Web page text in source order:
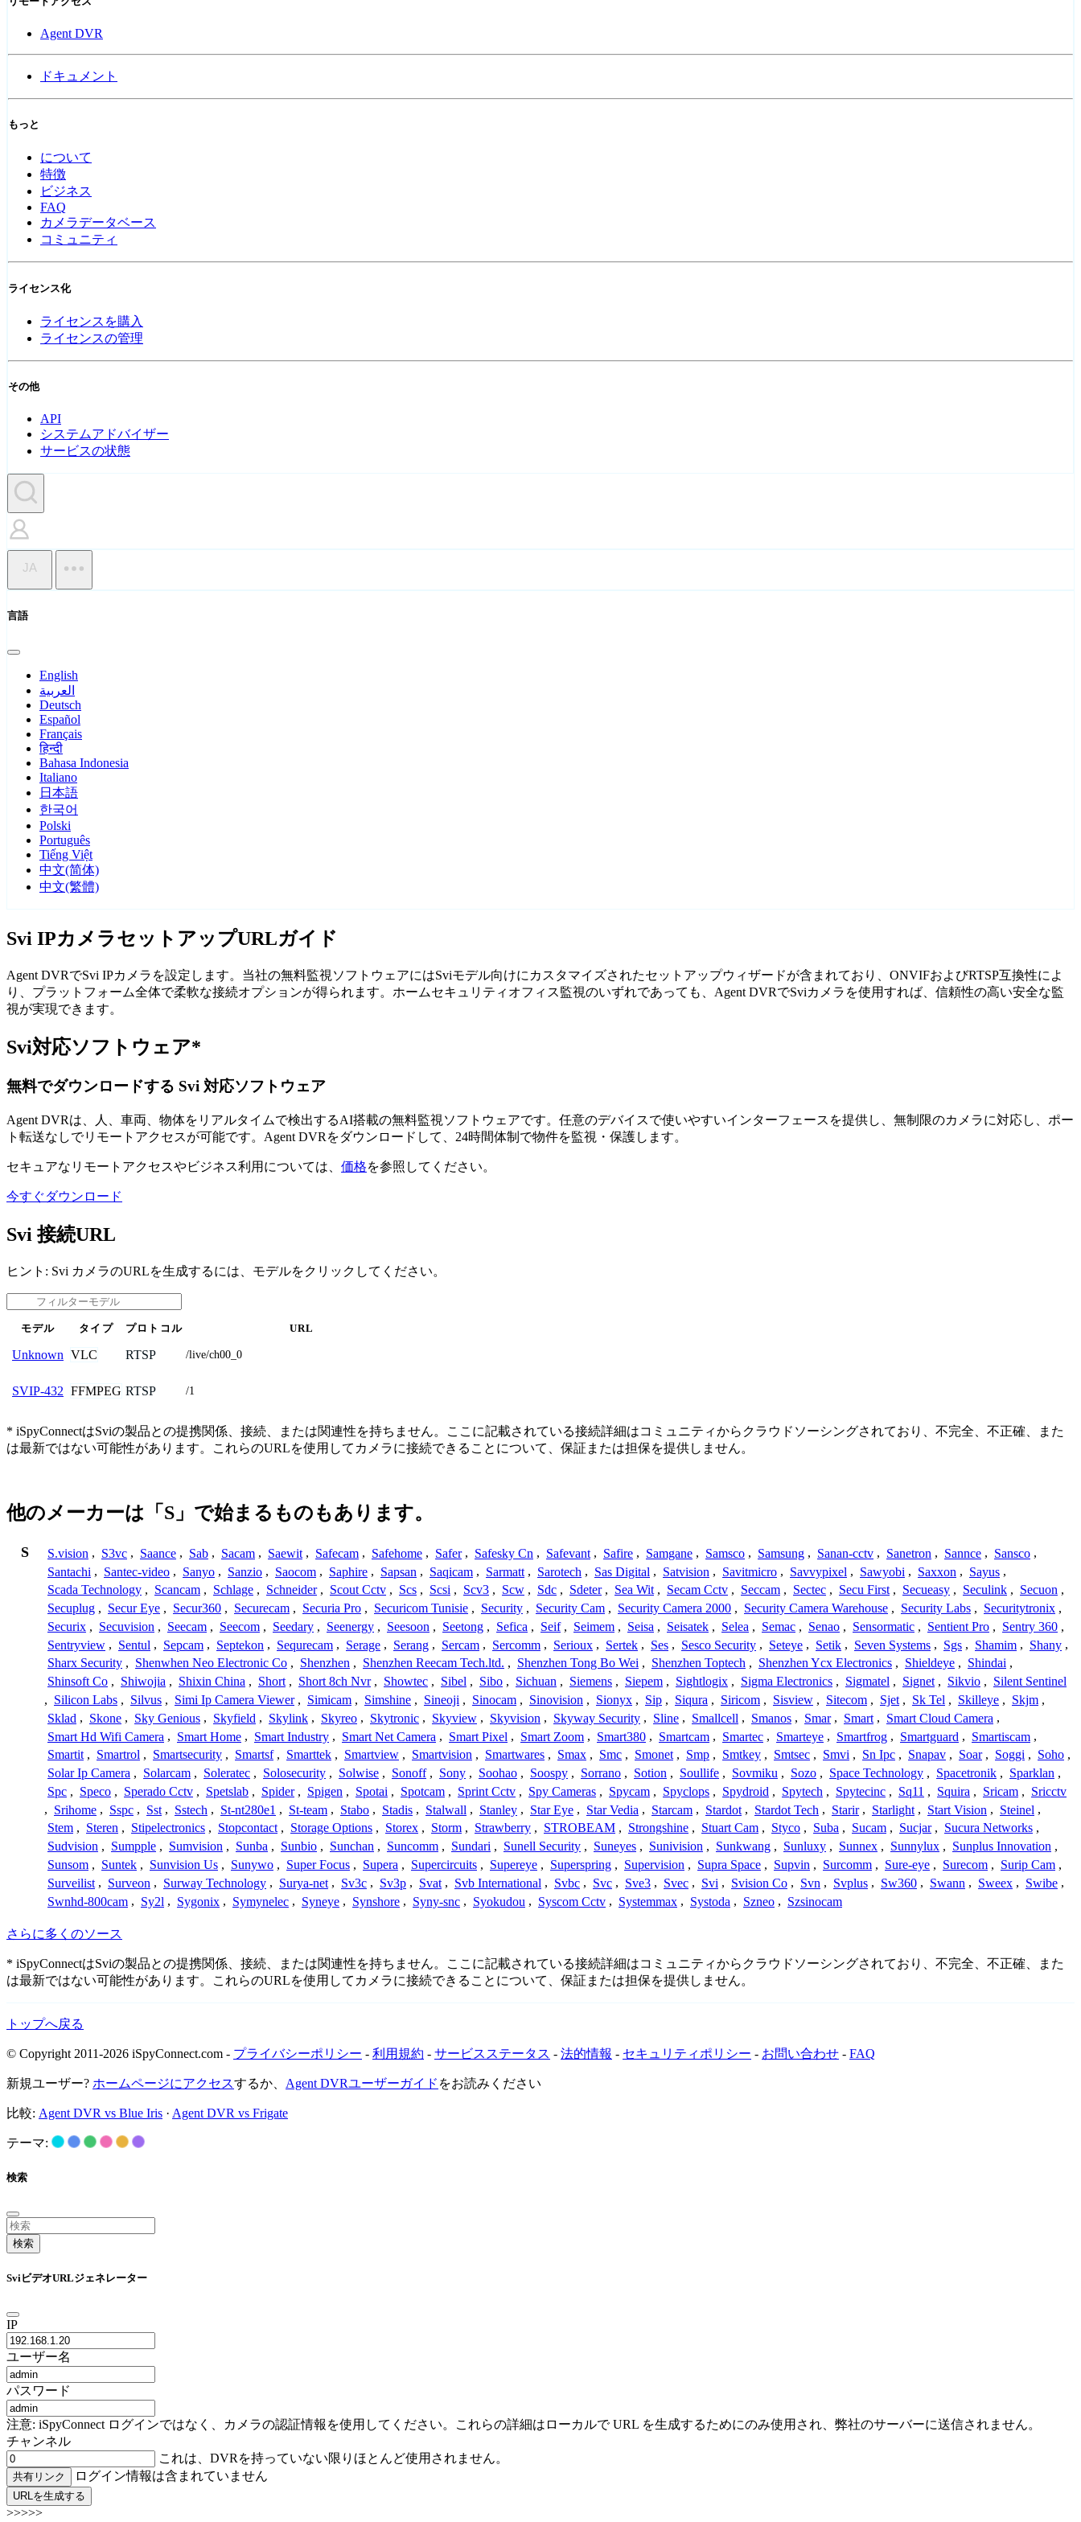
Agent DVR
ドキュメント
もっと
について
特徴
ビジネス
FAQ
カメラデータベース
コミュニティ
ライセンス化
ライセンスを購入
ライセンスの管理
その他
API
システムアドバイザー
サービスの状態
JA
言語
English
العربية
Deutsch
Español
Français
हिन्दी
Bahasa Indonesia
Italiano
日本語
한국어
Polski
Português
Tiếng Việt
中文(简体)
中文(繁體)
Svi IPカメラセットアップURLガイド
Agent DVRでSvi IPカメラを設定します。当社の無料監視ソフトウェアにはSviモデル向けにカスタマイズされたセットアップウィザードが含まれており、ONVIFおよびRTSP互換性によ
り、プラットフォーム全体で柔軟な接続オプションが得られます。ホームセキュリティオフィス監視のいずれであっても、Agent DVRでSviカメラを使用すれば、信頼性の高い安全な監
視が実現できます。
Svi対応ソフトウェア*
無料でダウンロードする Svi 対応ソフトウェア
Agent DVRは、人、車両、物体をリアルタイムで検出するAI搭載の無料監視ソフトウェアです。任意のデバイスで使いやすいインターフェースを提供し、無制限のカメラに対応し、ポー
ト転送なしでリモートアクセスが可能です。Agent DVRをダウンロードして、24時間体制で物件を監視・保護します。
セキュアなリモートアクセスやビジネス利用については、 価格を参照してください。
今すぐダウンロード
Svi 接続URL
ヒント: Svi カメラのURLを生成するには、モデルをクリックしてください。
モデル タイプ プロトコル URL
Unknown VLC RTSP /live/ch00_0
SVIP-432 FFMPEG RTSP /1
* iSpyConnectはSviの製品との提携関係、接続、または関連性を持ちません。ここに記載されている接続詳細はコミュニティからクラウドソーシングされており、不完全、不正確、また
は最新ではない可能性があります。これらのURLを使用してカメラに接続できることについて、保証または担保を提供しません。
他のメーカーは「S」で始まるものもあります。
S S.vision , S3vc , Saance , Sab , Sacam , Saewit , Safecam , Safehome , Safer , Safesky Cn , Safevant , Safire , Samgane , Samsco , Samsung , Sanan-cctv , Sanetron , Sannce , Sansco ,
Santachi , Santec-video , Sanyo , Sanzio , Saocom , Saphire , Sapsan , Saqicam , Sarmatt , Sarotech , Sas Digital , Satvision , Savitmicro , Savvypixel , Sawyobi , Saxxon , Sayus ,
Scada Technology , Scancam , Schlage , Schneider , Scout Cctv , Scs , Scsi , Scv3 , Scw , Sdc , Sdeter , Sea Wit , Secam Cctv , Seccam , Sectec , Secu First , Secueasy , Seculink , Secuon ,
Secuplug , Secur Eye , Secur360 , Securecam , Securia Pro , Securicom Tunisie , Security , Security Cam , Security Camera 2000 , Security Camera Warehouse , Security Labs , Securitytronix ,
Securix , Secuvision , Seecam , Seecom , Seedary , Seenergy , Seesoon , Seetong , Sefica , Seif , Seimem , Seisa , Seisatek , Selea , Semac , Senao , Sensormatic , Sentient Pro , Sentry 360 ,
Sentryview , Sentul , Sepcam , Septekon , Sequrecam , Serage , Serang , Sercam , Sercomm , Serioux , Sertek , Ses , Sesco Security , Seteye , Setik , Seven Systems , Sgs , Shamim , Shany ,
Sharx Security , Shenwhen Neo Electronic Co , Shenzhen , Shenzhen Reecam Tech.ltd. , Shenzhen Tong Bo Wei , Shenzhen Toptech , Shenzhen Ycx Electronics , Shieldeye , Shindai ,
Shinsoft Co , Shiwojia , Shixin China , Short , Short 8ch Nvr , Showtec , Sibel , Sibo , Sichuan , Siemens , Siepem , Sightlogix , Sigma Electronics , Sigmatel , Signet , Sikvio , Silent Sentinel
, Silicon Labs , Silvus , Simi Ip Camera Viewer , Simicam , Simshine , Sineoji , Sinocam , Sinovision , Sionyx , Sip , Siqura , Siricom , Sisview , Sitecom , Sjet , Sk Tel , Skilleye , Skjm ,
Sklad , Skone , Sky Genious , Skyfield , Skylink , Skyreo , Skytronic , Skyview , Skyvision , Skyway Security , Sline , Smallcell , Smanos , Smar , Smart , Smart Cloud Camera ,
Smart Hd Wifi Camera , Smart Home , Smart Industry , Smart Net Camera , Smart Pixel , Smart Zoom , Smart380 , Smartcam , Smartec , Smarteye , Smartfrog , Smartguard , Smartiscam ,
Smartit , Smartrol , Smartsecurity , Smartsf , Smarttek , Smartview , Smartvision , Smartwares , Smax , Smc , Smonet , Smp , Smtkey , Smtsec , Smvi , Sn Ipc , Snapav , Soar , Soggi , Soho ,
Solar Ip Camera , Solarcam , Soleratec , Solosecurity , Solwise , Sonoff , Sony , Soohao , Soospy , Sorrano , Sotion , Soullife , Sovmiku , Sozo , Space Technology , Spacetronik , Sparklan ,
Spc , Speco , Sperado Cctv , Spetslab , Spider , Spigen , Spotai , Spotcam , Sprint Cctv , Spy Cameras , Spycam , Spyclops , Spydroid , Spytech , Spytecinc , Sq11 , Squira , Sricam , Sricctv
, Srihome , Sspc , Sst , Sstech , St-nt280e1 , St-team , Stabo , Stadis , Stalwall , Stanley , Star Eye , Star Vedia , Starcam , Stardot , Stardot Tech , Starir , Starlight , Start Vision , Steinel ,
Stem , Steren , Stipelectronics , Stopcontact , Storage Options , Storex , Storm , Strawberry , STROBEAM , Strongshine , Stuart Cam , Styco , Suba , Sucam , Sucjar , Sucura Networks ,
Sudvision , Sumpple , Sumvision , Sunba , Sunbio , Sunchan , Suncomm , Sundari , Sunell Security , Suneyes , Sunivision , Sunkwang , Sunluxy , Sunnex , Sunnylux , Sunplus Innovation ,
Sunsom , Suntek , Sunvision Us , Sunywo , Super Focus , Supera , Supercircuits , Supereye , Superspring , Supervision , Supra Space , Supvin , Surcomm , Sure-eye , Surecom , Surip Cam ,
Surveilist , Surveon , Surway Technology , Surya-net , Sv3c , Sv3p , Svat , Svb International , Svbc , Svc , Sve3 , Svec , Svi , Svision Co , Svn , Svplus , Sw360 , Swann , Sweex , Swibe ,
Swnhd-800cam , Sy2l , Sygonix , Symynelec , Syneye , Synshore , Syny-snc , Syokudou , Syscom Cctv , Systemmax , Systoda , Szneo , Szsinocam
さらに多くのソース
* iSpyConnectはSviの製品との提携関係、接続、または関連性を持ちません。ここに記載されている接続詳細はコミュニティからクラウドソーシングされており、不完全、不正確、また
は最新ではない可能性があります。これらのURLを使用してカメラに接続できることについて、保証または担保を提供しません。
トップへ戻る
© Copyright 2011-2026 iSpyConnect.com - プライバシーポリシー - 利用規約 - サービスステータス - 法的情報 - セキュリティポリシー - お問い合わせ - FAQ
新規ユーザー? ホームページにアクセスするか、 Agent DVRユーザーガイド をお読みください
比較: Agent DVR vs Blue Iris · Agent DVR vs Frigate
テーマ:
検索
検索
SviビデオURLジェネレーター
IP
ユーザー名
パスワード
注意: iSpyConnect ログインではなく、カメラの認証情報を使用してください。これらの詳細はローカルで URL を生成するためにのみ使用され、弊社のサーバーに送信されません。
チャンネル
これは、DVRを持っていない限りほとんど使用されません。
共有リンク ログイン情報は含まれていません
URLを生成する
>>>>>